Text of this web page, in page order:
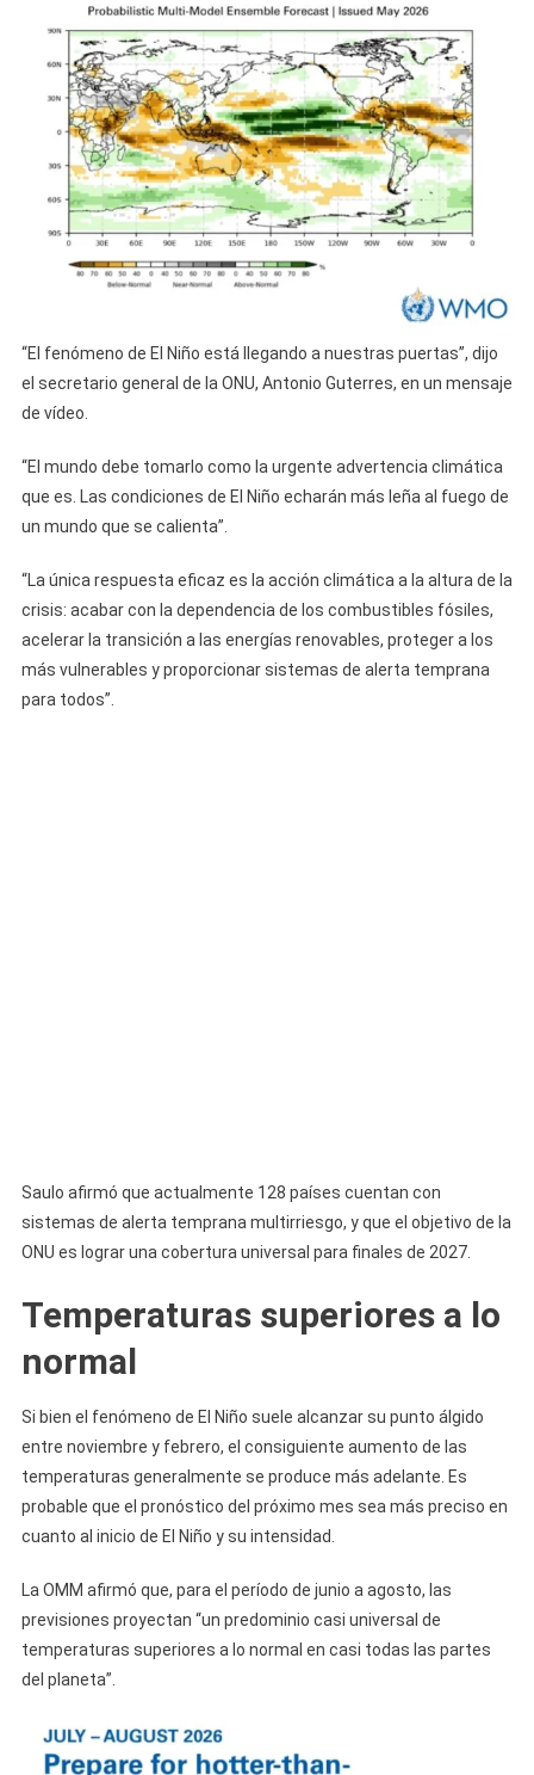
“El fenómeno de El Niño está llegando a nuestras puertas”, dijo
el secretario general de la ONU, Antonio Guterres, en un mensaje
de vídeo.
“El mundo debe tomarlo como la urgente advertencia climática
que es. Las condiciones de El Niño echarán más leña al fuego de
un mundo que se calienta”.
“La única respuesta eficaz es la acción climática a la altura de la
crisis: acabar con la dependencia de los combustibles fósiles,
acelerar la transición a las energías renovables, proteger a los
más vulnerables y proporcionar sistemas de alerta temprana
para todos”.
Saulo afirmó que actualmente 128 países cuentan con
sistemas de alerta temprana multirriesgo, y que el objetivo de la
ONU es lograr una cobertura universal para finales de 2027.
Temperaturas superiores a lo
normal
Si bien el fenómeno de El Niño suele alcanzar su punto álgido
entre noviembre y febrero, el consiguiente aumento de las
temperaturas generalmente se produce más adelante. Es
probable que el pronóstico del próximo mes sea más preciso en
cuanto al inicio de El Niño y su intensidad.
La OMM afirmó que, para el período de junio a agosto, las
previsiones proyectan “un predominio casi universal de
temperaturas superiores a lo normal en casi todas las partes
del planeta”.